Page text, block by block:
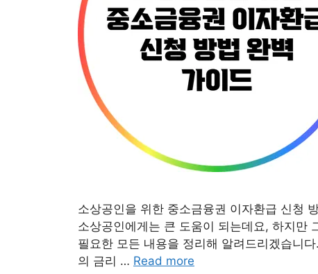
소상공인을 위한 중소금융권 이자환급 신청
소상공인에게는 큰 도움이 되는데요, 하지만
필요한 모든 내용을 정리해 알려드리겠습니
의 금리 … Read more